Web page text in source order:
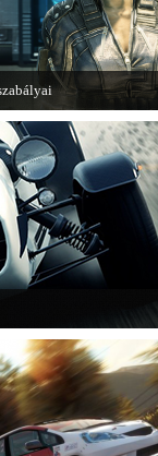
jelentkezik az
a Fuse.
kiegészítő csomagja.